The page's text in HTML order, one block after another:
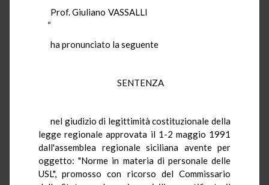
Prof. Giuliano VASSALLI
“
ha pronunciato la seguente
SENTENZA
nel giudizio di legittimità costituzionale della
legge regionale approvata il 1-2 maggio 1991
dall'assemblea regionale siciliana avente per
oggetto: "Norme in materia di personale delle
USL", promosso con ricorso del Commissario